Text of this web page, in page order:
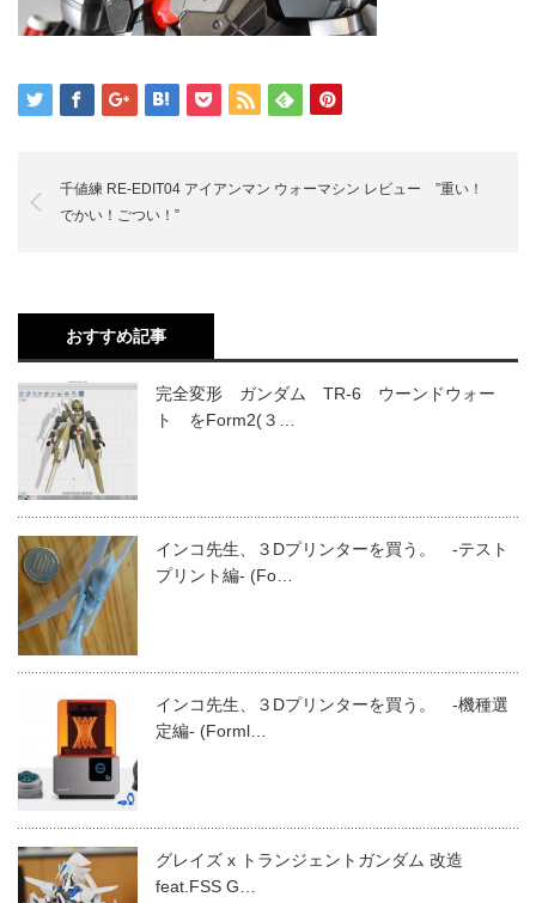
千値練 RE-EDIT04 アイアンマン ウォーマシン レビュー ”重い！
でかい！ごつい！”
おすすめ記事
完全変形 ガンダム TR-6 ウーンドウォー
ト をForm2(３…
インコ先生、３Dプリンターを買う。 -テスト
プリント編- (Fo…
インコ先生、３Dプリンターを買う。 -機種選
定編- (Forml…
グレイズ x トランジェントガンダム 改造
feat.FSS G…